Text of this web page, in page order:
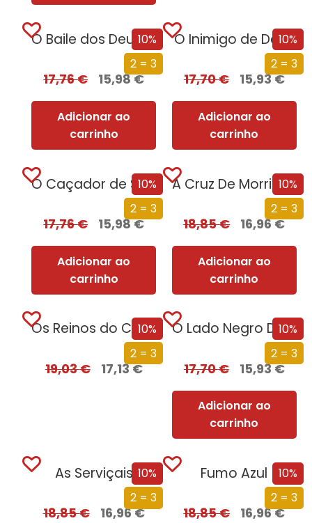
10%
2 = 3
O Baile dos Deuses
17,76€ 15,98€
Adicionar ao
carrinho
10%
2 = 3
O Inimigo de Deus
17,70€ 15,93€
Adicionar ao
carrinho
10%
2 = 3
O Caçador de Sonhos
17,76€ 15,98€
Adicionar ao
carrinho
10%
2 = 3
A Cruz De Morrigan
18,85€ 16,96€
Adicionar ao
carrinho
10%
2 = 3
Os Reinos do Caos
19,03€ 17,13€
10%
2 = 3
O Lado Negro Da Lua
17,70€ 15,93€
Adicionar ao
carrinho
10%
2 = 3
As Serviçais
18,85€ 16,96€
10%
2 = 3
Fumo Azul
18,85€ 16,96€